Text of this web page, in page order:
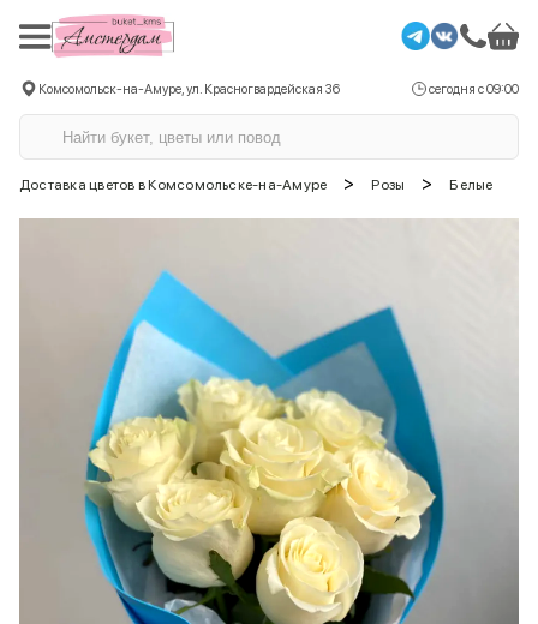
Комсомольск-на-Амуре, ул. Красногвардейская 36 сегодня с 09:00
Доставка цветов в Комсомольске-на-Амуре > Розы > Белые